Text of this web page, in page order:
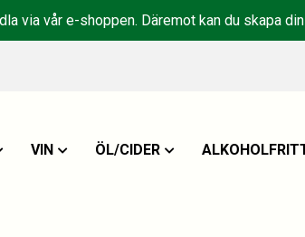
via vår e-shoppen. Däremot kan du skapa
VIN ÖL/CIDER